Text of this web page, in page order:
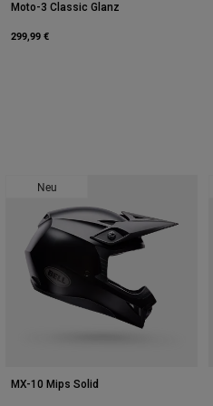
Moto-3 Classic Glanz
299,99 €
Neu
MX-10 Mips Solid